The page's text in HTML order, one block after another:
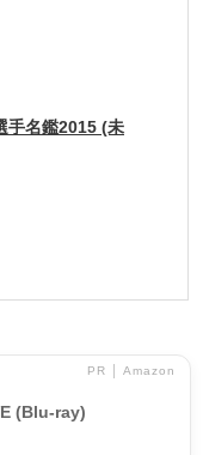
手名鑑2015 (未
PR │ Amazon
(Blu-ray)